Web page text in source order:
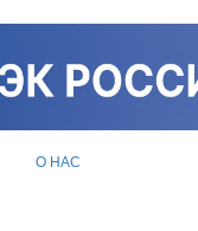
О НАС